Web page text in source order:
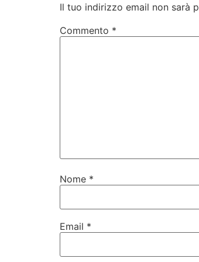
Il tuo indirizzo email non sarà
Commento *
Nome *
Email *